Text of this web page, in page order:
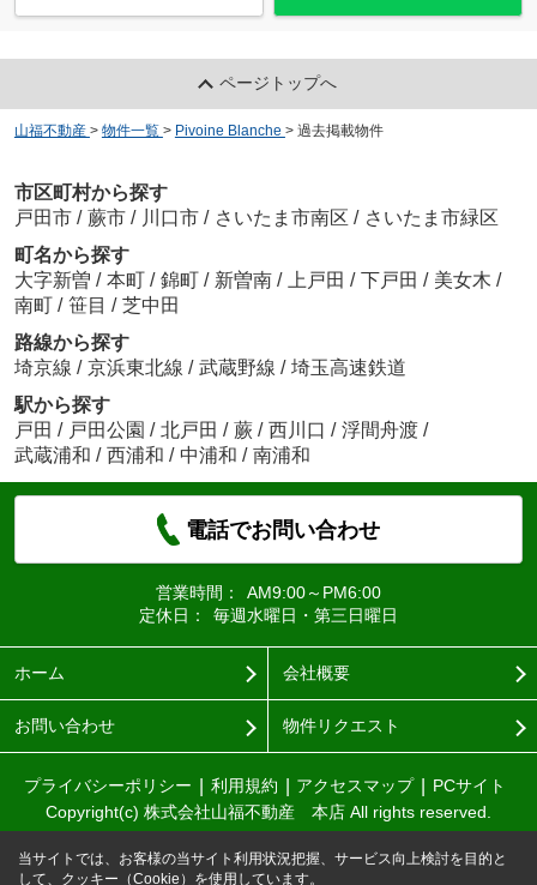
ページトップへ
山福不動産 > 物件一覧 > Pivoine Blanche > 過去掲載物件
市区町村から探す
戸田市 / 蕨市 / 川口市 / さいたま市南区 / さいたま市緑区
町名から探す
大字新曽 / 本町 / 錦町 / 新曽南 / 上戸田 / 下戸田 / 美女木 /
南町 / 笹目 / 芝中田
路線から探す
埼京線 / 京浜東北線 / 武蔵野線 / 埼玉高速鉄道
駅から探す
戸田 / 戸田公園 / 北戸田 / 蕨 / 西川口 / 浮間舟渡 /
武蔵浦和 / 西浦和 / 中浦和 / 南浦和
電話でお問い合わせ
営業時間：
AM9:00～PM6:00
定休日：
毎週水曜日・第三日曜日
ホーム 会社概要
お問い合わせ 物件リクエスト
プライバシーポリシー 利用規約 アクセスマップ
PCサイト
Copyright(c) 株式会社山福不動産 本店 All rights reserved.
当サイトでは、お客様の当サイト利用状況把握、サービス向上検討を目的と
して、クッキー（Cookie）を使用しています。